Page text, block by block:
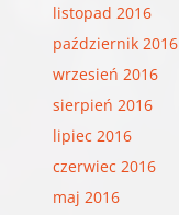
listopad 2016
październik 2016
wrzesień 2016
sierpień 2016
lipiec 2016
czerwiec 2016
maj 2016